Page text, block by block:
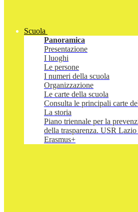
Scuola
Panoramica
Presentazione
I luoghi
Le persone
I numeri della scuola
Organizzazione
Le carte della scuola
Consulta le principali carte
La storia
Piano triennale per la
della trasparenza. USR
Erasmus+